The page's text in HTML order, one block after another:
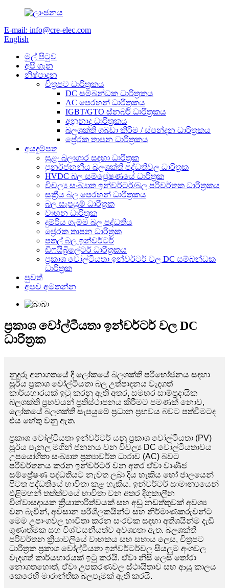
E-mail: info@cre-elec.com
English
මුල් පිටුව
අපි ගැන
නිෂ්පාදන
චිත්‍රපට ධාරිත්‍රකය
DC සම්බන්ධක ධාරිත්‍රකය
AC පෙරහන් ධාරිත්‍රකය
IGBT/GTO ස්නබර් ධාරිත්‍රකය
අනුනාද ධාරිත්‍රකය
බලශක්ති ගබඩා කිරීම / ස්පන්දන ධාරිත්‍රකය
ප්‍රේරක තාපන ධාරිත්‍රකය
අයදුම්පත
සුළං බලාගාර සඳහා ධාරිත්‍රක
පුනර්ජනනීය බලශක්ති පද්ධතිවල ධාරිත්‍රක
HVDC බල සම්ප්‍රේෂණයේ ධාරිත්‍රක
විචල්‍ය සංඛ්‍යාත ඉන්වර්ටර්/බල පරිවර්තක ධාරිත්‍රකය
සක්‍රීය බල පෙරහන් ධාරිත්‍රකය
බල සැපයුම් ධාරිත්‍රක
වාහන ධාරිත්‍රක
දුම්රිය ගැම්ම බල පද්ධතිය
ප්‍රේරක තාපන ධාරිත්‍රක
පතල් බල ඉන්වර්ටර්
ඩිෆයිබ්‍රිලේටර් ධාරිත්‍රකය
ප්‍රකාශ වෝල්ටීයතා ඉන්වර්ටර් වල DC සම්බන්ධක
ධාරිත්‍රක
පුවත්
අපව අමතන්න
ප්‍රකාශ වෝල්ටීයතා ඉන්වර්ටර් වල DC
ධාරිත්‍රක
නුදුරු අනාගතයේ දී ලෝකයේ බලශක්ති පරිභෝජනය සඳහා
සූර්ය ප්‍රකාශ වෝල්ටීයතා බල උත්පාදනය වැදගත්
කාර්යභාරයක් ඉටු කරනු ඇති අතර, සමහර සාම්ප්‍රදායික
බලශක්ති ප්‍රභවයන් ප්‍රතිස්ථාපනය කිරීමට පමණක් නොව,
ලෝකයේ බලශක්ති සැපයුමේ ප්‍රධාන ප්‍රභවය බවට පත්වීමටද
එය හේතු වනු ඇත.
ප්‍රකාශ වෝල්ටීයතා ඉන්වර්ටර් යනු ප්‍රකාශ වෝල්ටීයතා (PV)
සූර්ය පැනල මගින් ජනනය වන විචල්‍ය DC වෝල්ටීයතාවය
උපයෝගිතා සංඛ්‍යාත ප්‍රත්‍යාවර්ත ධාරාව (AC) බවට
පරිවර්තනය කරන ඉන්වර්ටර් වන අතර ඒවා වාණිජ
සම්ප්‍රේෂණ පද්ධතියට නැවත ලබා දිය හැකිය හෝ ජාලයෙන්
පිටත පද්ධතියේ භාවිතා කළ හැකිය. ඉන්වර්ටර් සාමාන්‍යයෙන්
එළිමහන් තත්ත්වයේ භාවිතා වන අතර දිගුකාලීන
විශ්වාසදායක ක්‍රියාකාරිත්වයක් සහ අඩු නඩත්තුවක් අවශ්‍ය
වන බැවින්, අවසාන පරිශීලකයින්ට සහ නිර්මාණකරුවන්ට
මෙම උපාංගවල භාවිතා කරන සංරචක සඳහා අතිශයින්ම දැඩි
ගුණාත්මක සහ විශ්වසනීයත්ව අවශ්‍යතා ඇත. බලශක්ති
පරිවර්තන ක්‍රියාවලියේ වාහකය සහ සහාය ලෙස, චිත්‍රපට
ධාරිත්‍රක ප්‍රකාශ වෝල්ටීයතා ඉන්වර්ටර්වල සියලුම අංශවල
වැදගත් කාර්යභාරයක් ඉටු කරයි. ඒවා නිසි ලෙස තෝරා
නොගතහොත්, ඒවා උපකරණවල ස්ථායිතාව සහ ආයු කාලය
කෙරෙහි මාරාන්තික බලපෑමක් ඇති කරයි.